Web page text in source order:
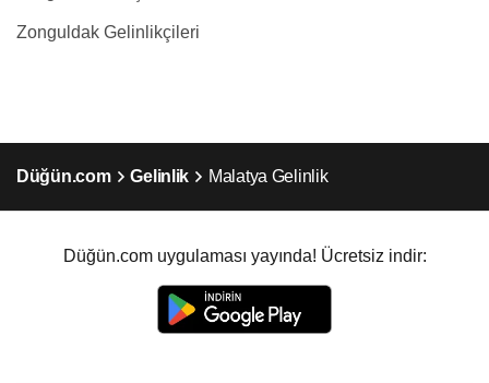
Zonguldak Gelinlikçileri
Düğün.com Gelinlik Malatya Gelinlik
Düğün.com uygulaması yayında! Ücretsiz indir: